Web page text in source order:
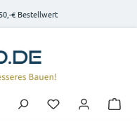
€ Bestellwert
Du hast 0